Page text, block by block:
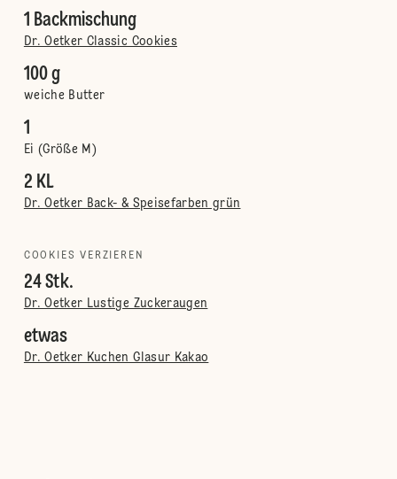
1 Backmischung
Dr. Oetker Classic Cookies
100 g
weiche Butter
1
Ei (Größe M)
2 KL
Dr. Oetker Back- & Speisefarben grün
COOKIES VERZIEREN
24 Stk.
Dr. Oetker Lustige Zuckeraugen
etwas
Dr. Oetker Kuchen Glasur Kakao